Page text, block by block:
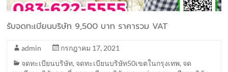
รับจดทะเบียนบริษัท 9,500 บาท ราคารวม VAT
admin
กรกฎาคม 17, 2021
จดทะเบียนบริษัท, จดทะเบียนบริษัท50เขตในกรุงเทพ, จด